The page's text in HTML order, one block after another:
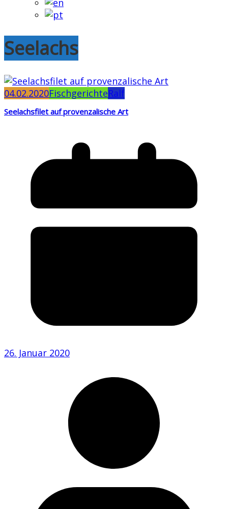
Seelachs
04.02.2020FischgerichteRalf
Seelachsfilet auf provenzalische Art
26. Januar 2020